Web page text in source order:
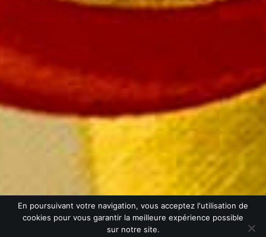
© Champagne Mailly |Mentions légales|CGV| Création :
Monogramme
L’ABUS D’ALCOOL EST DANGEREUX POUR LA SANTÉ. CONSOMMER AVEC
MODÉRATION.
En poursuivant votre navigation, vous acceptez l'utilisation de
cookies pour vous garantir la meilleure expérience possible
sur notre site.